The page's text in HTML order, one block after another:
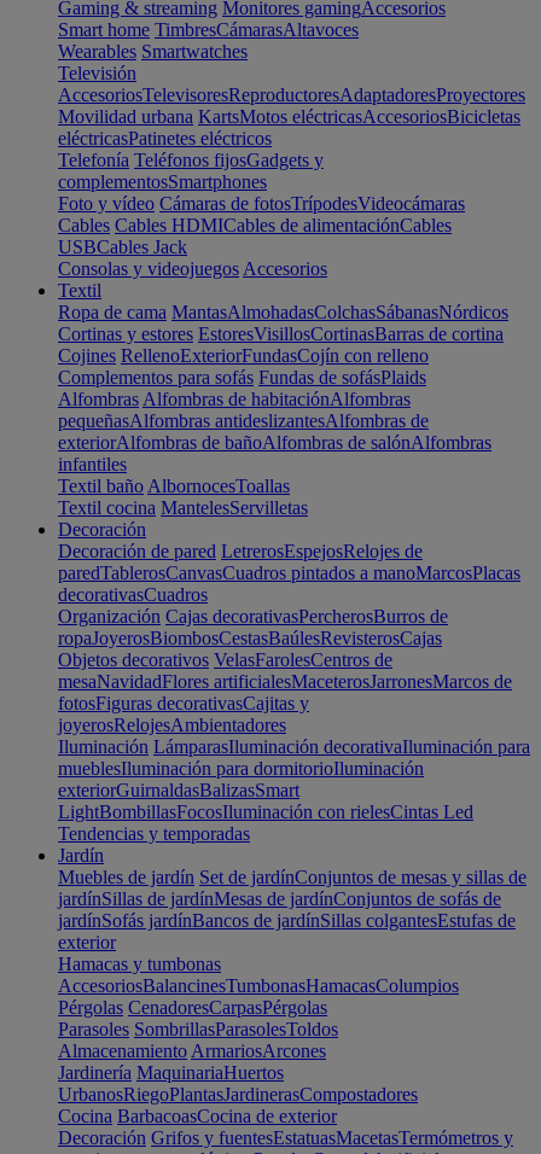
Gaming & streaming Monitores gamingAccesorios
Smart home TimbresCámarasAltavoces
Wearables Smartwatches
Televisión
AccesoriosTelevisoresReproductoresAdaptadoresProyectores
Movilidad urbana KartsMotos eléctricasAccesoriosBicicletas
eléctricasPatinetes eléctricos
Telefonía Teléfonos fijosGadgets y
complementosSmartphones
Foto y vídeo Cámaras de fotosTrípodesVideocámaras
Cables Cables HDMICables de alimentaciónCables
USBCables Jack
Consolas y videojuegos Accesorios
Textil
Ropa de cama MantasAlmohadasColchasSábanasNórdicos
Cortinas y estores EstoresVisillosCortinasBarras de cortina
Cojines RellenoExteriorFundasCojín con relleno
Complementos para sofás Fundas de sofásPlaids
Alfombras Alfombras de habitaciónAlfombras
pequeñasAlfombras antideslizantesAlfombras de
exteriorAlfombras de bañoAlfombras de salónAlfombras
infantiles
Textil baño AlbornocesToallas
Textil cocina MantelesServilletas
Decoración
Decoración de pared LetrerosEspejosRelojes de
paredTablerosCanvasCuadros pintados a manoMarcosPlacas
decorativasCuadros
Organización Cajas decorativasPercherosBurros de
ropaJoyerosBiombosCestasBaúlesRevisterosCajas
Objetos decorativos VelasFarolesCentros de
mesaNavidadFlores artificialesMaceterosJarronesMarcos de
fotosFiguras decorativasCajitas y
joyerosRelojesAmbientadores
Iluminación LámparasIluminación decorativaIluminación para
mueblesIluminación para dormitorioIluminación
exteriorGuirnaldasBalizasSmart
LightBombillasFocosIluminación con rielesCintas Led
Tendencias y temporadas
Jardín
Muebles de jardín Set de jardínConjuntos de mesas y sillas de
jardínSillas de jardínMesas de jardínConjuntos de sofás de
jardínSofás jardínBancos de jardínSillas colgantesEstufas de
exterior
Hamacas y tumbonas
AccesoriosBalancinesTumbonasHamacasColumpios
Pérgolas CenadoresCarpasPérgolas
Parasoles SombrillasParasolesToldos
Almacenamiento ArmariosArcones
Jardinería MaquinariaHuertos
UrbanosRiegoPlantasJardinerasCompostadores
Cocina BarbacoasCocina de exterior
Decoración Grifos y fuentesEstatuasMacetasTermómetros y